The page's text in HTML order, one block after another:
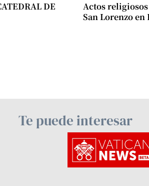
DE
Actos
San Lorenzo en
Te puede interesar